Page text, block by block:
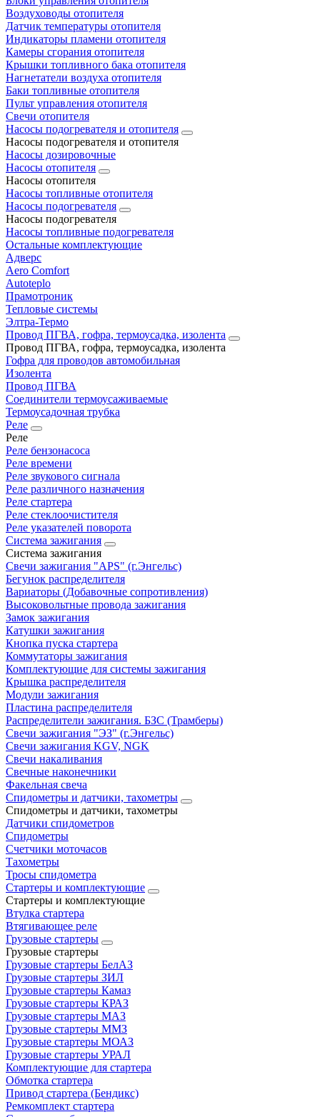
Воздуховоды отопителя
Датчик температуры отопителя
Индикаторы пламени отопителя
Камеры сгорания отопителя
Крышки топливного бака отопителя
Нагнетатели воздуха отопителя
Баки топливные отопителя
Пульт управления отопителя
Свечи отопителя
Насосы подогревателя и отопителя
Насосы подогревателя и отопителя
Насосы дозировочные
Насосы отопителя
Насосы отопителя
Насосы топливные отопителя
Насосы подогревателя
Насосы подогревателя
Насосы топливные подогревателя
Остальные комплектующие
Адверс
Aero Comfort
Autoteplo
Прамотроник
Тепловые системы
Элтра-Термо
Провод ПГВА, гофра, термоусадка, изолента
Провод ПГВА, гофра, термоусадка, изолента
Гофра для проводов автомобильная
Изолента
Провод ПГВА
Соединители термоусаживаемые
Термоусадочная трубка
Реле
Реле
Реле бензонасоса
Реле времени
Реле звукового сигнала
Реле различного назначения
Реле стартера
Реле стеклоочистителя
Реле указателей поворота
Система зажигания
Система зажигания
Свечи зажигания "APS" (г.Энгельс)
Бегунок распределителя
Вариаторы (Добавочные сопротивления)
Высоковольтные провода зажигания
Замок зажигания
Катушки зажигания
Кнопка пуска стартера
Коммутаторы зажигания
Комплектующие для системы зажигания
Крышка распределителя
Модули зажигания
Пластина распределителя
Распределители зажигания. БЗС (Трамберы)
Свечи зажигания "ЭЗ" (г.Энгельс)
Свечи зажигания KGV, NGK
Свечи накаливания
Свечные наконечники
Факельная свеча
Спидометры и датчики, тахометры
Спидометры и датчики, тахометры
Датчики спидометров
Спидометры
Счетчики моточасов
Тахометры
Тросы спидометра
Стартеры и комплектующие
Стартеры и комплектующие
Втулка стартера
Втягивающее реле
Грузовые стартеры
Грузовые стартеры
Грузовые стартеры БелАЗ
Грузовые стартеры ЗИЛ
Грузовые стартеры Камаз
Грузовые стартеры КРАЗ
Грузовые стартеры МАЗ
Грузовые стартеры ММЗ
Грузовые стартеры МОАЗ
Грузовые стартеры УРАЛ
Комплектующие для стартера
Обмотка стартера
Привод стартера (Бендикс)
Ремкомплект стартера